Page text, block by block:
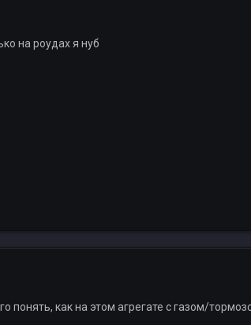
на роудах я нуб
понять, как на этом агрегате с газом/